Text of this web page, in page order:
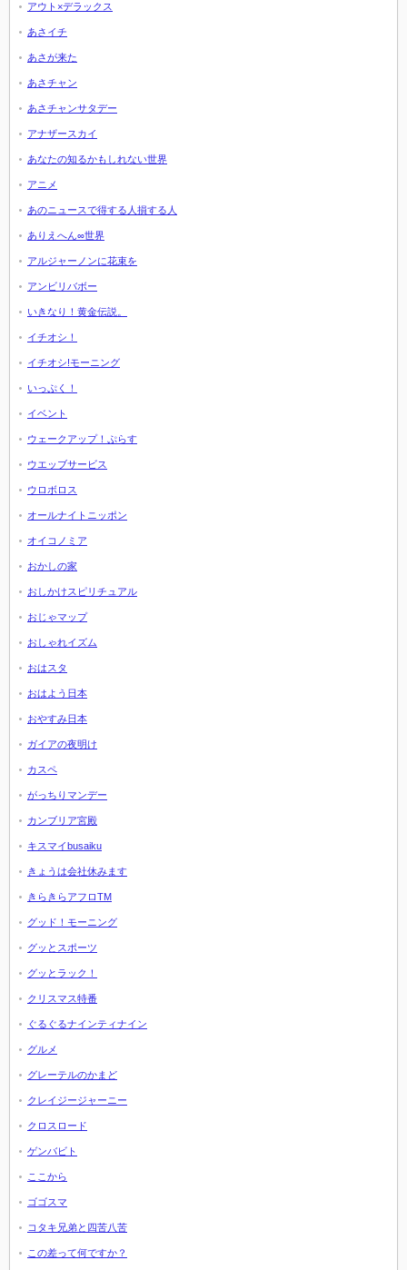
アウト×デラックス
あさイチ
あさが来た
あさチャン
あさチャンサタデー
アナザースカイ
あなたの知るかもしれない世界
アニメ
あのニュースで得する人損する人
ありえへん∞世界
アルジャーノンに花束を
アンビリバボー
いきなり！黄金伝説。
イチオシ！
イチオシ!モーニング
いっぷく！
イベント
ウェークアップ！ぷらす
ウエッブサービス
ウロボロス
オールナイトニッポン
オイコノミア
おかしの家
おしかけスピリチュアル
おじゃマップ
おしゃれイズム
おはスタ
おはよう日本
おやすみ日本
ガイアの夜明け
カスペ
がっちりマンデー
カンブリア宮殿
キスマイbusaiku
きょうは会社休みます
きらきらアフロTM
グッド！モーニング
グッとスポーツ
グッとラック！
クリスマス特番
ぐるぐるナインティナイン
グルメ
グレーテルのかまど
クレイジージャーニー
クロスロード
ゲンバビト
ここから
ゴゴスマ
コタキ兄弟と四苦八苦
この差って何ですか？